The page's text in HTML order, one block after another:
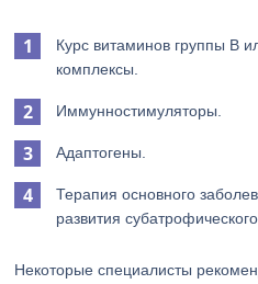
Курс витаминов группы В
комплексы.
Иммунностимуляторы.
Адаптогены.
Терапия основного
развития
Некоторые специалисты